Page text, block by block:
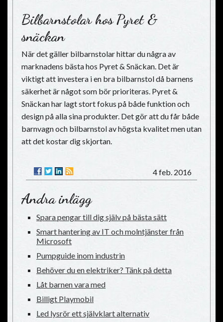
Bilbarnstolar hos Pyret &
snäckan
När det gäller bilbarnstolar hittar du några av
marknadens bästa hos Pyret & Snäckan. Det är
viktigt att investera i en bra bilbarnstol då barnens
säkerhet är något som bör prioriteras. Pyret &
Snäckan har lagt stort fokus på både funktion och
design på alla sina produkter. Det gör att du får både
barnvagn och bilbarnstol av högsta kvalitet men utan
att det kostar dig skjortan.
4 feb. 2016
Andra inlägg
Spara pengar till dig själv på bästa sätt
Smart hantering av IT och molntjänster från
Microsoft
Pumpguide inom industrin
Behöver du en elektriker? Tänk på detta
Låt barnen vara med
Billigt Playmobil
Led lysrör ett självklart alternativ